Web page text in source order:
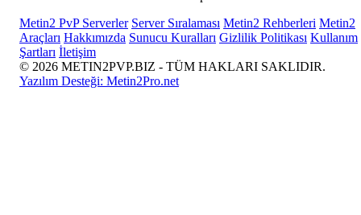
Metin2 PvP Serverler Server Sıralaması Metin2 Rehberleri Metin2
Araçları Hakkımızda Sunucu Kuralları Gizlilik Politikası Kullanım
Şartları İletişim
© 2026 METIN2PVP.BIZ - TÜM HAKLARI SAKLIDIR.
Yazılım Desteği: Metin2Pro.net